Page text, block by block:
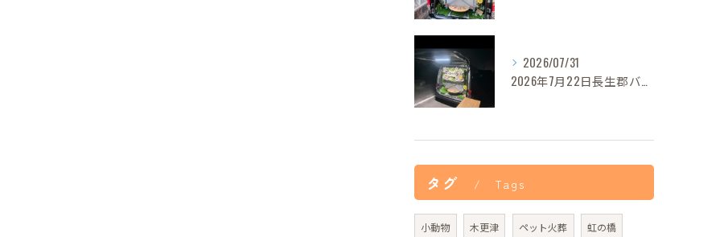
2026/07/31
2026年7月22日長生郡バロンちゃんご葬儀
タグ Tags
小動物 木更津 ペット火葬 虹の橋